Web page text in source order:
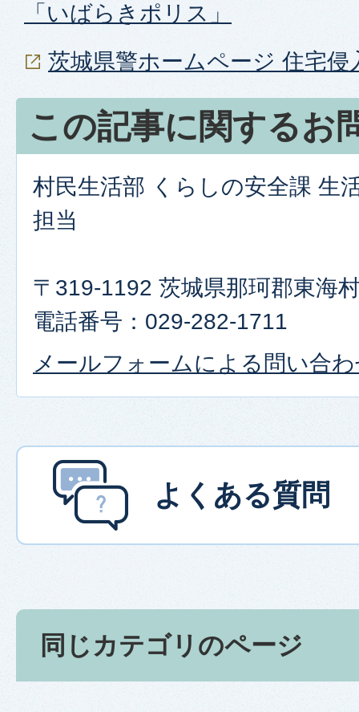
「いばらきポリス」
茨城県警ホームページ 住宅侵
この記事に関するお
村民生活部 くらしの安全課 生
担当
〒319-1192 茨城県那珂郡東海
電話番号：029-282-1711
メールフォームによる問い合
よくある質問
同じカテゴリのページ